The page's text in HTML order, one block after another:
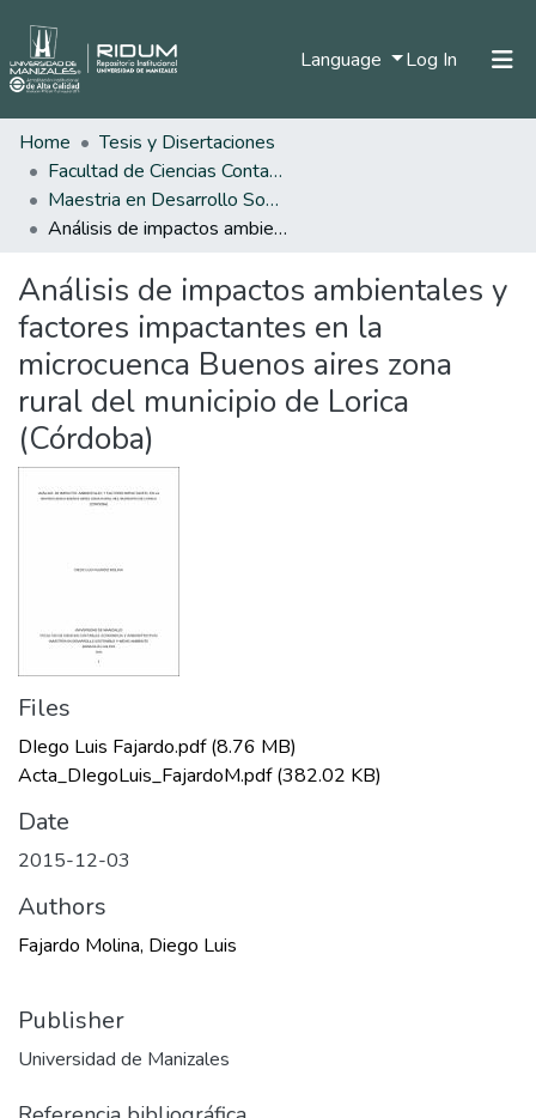
Language Log In (current)
Statistics
Home
Tesis y Disertaciones
Facultad de Ciencias Contables Económicas y Administrativas
Maestria en Desarrollo Sostenible y Medio Ambiente
Análisis de impactos ambientales y factores impactantes en la microcuenca Buenos aires zona rural del municipio de Lorica (Córdoba)
Análisis de impactos ambientales y
factores impactantes en la
microcuenca Buenos aires zona
rural del municipio de Lorica
(Córdoba)
Files
DIego Luis Fajardo.pdf(8.76 MB)
Acta_DIegoLuis_FajardoM.pdf(382.02 KB)
Date
2015-12-03
Authors
Fajardo Molina, Diego Luis
Publisher
Universidad de Manizales